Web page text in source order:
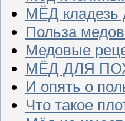
МЁД кладезь
Польза
Медовые
МЁД ДЛЯ
И опять о
Что такое